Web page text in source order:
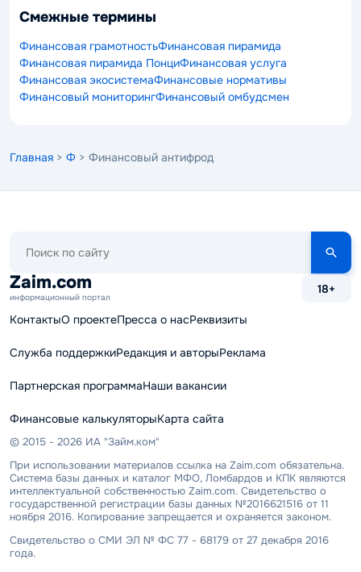
Смежные термины
Финансовая грамотностьФинансовая пирамида
Финансовая пирамида ПонциФинансовая услуга
Финансовая экосистемаФинансовые нормативы
Финансовый мониторингФинансовый омбудсмен
Главная > Ф > Финансовый антифрод
сайту
Zaim.com
информационный портал
18+
КонтактыО проектеПресса о насРеквизиты
Служба поддержкиРедакция и авторыРеклама
Партнерская программаНаши вакансии
Финансовые калькуляторыКарта сайта
© 2015 - 2026 ИА "Займ.ком"
При использовании материалов ссылка на Zaim.com обязательна.
Система базы данных и каталог МФО, Ломбардов и КПК являются
интеллектуальной собственностью Zaim.com. Свидетельство о
государственной регистрации базы данных №2016621516 от 11
ноября 2016. Копирование запрещается и охраняется законом.
Свидетельство о СМИ ЭЛ № ФС 77 - 68179 от 27 декабря 2016
года.